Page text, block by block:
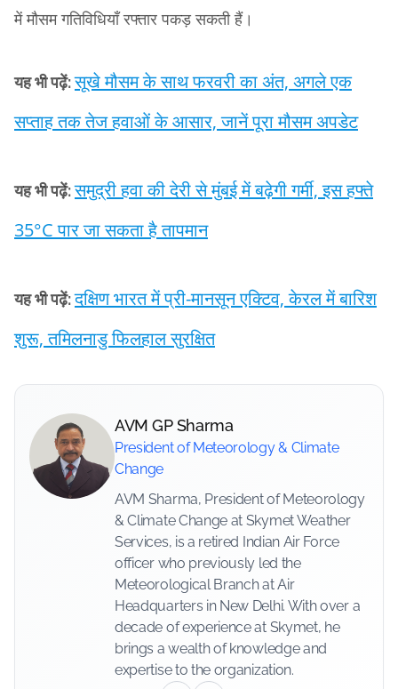
में मौसम गतिविधियाँ रफ्तार पकड़ सकती हैं।
यह भी पढ़ें:सूखे मौसम के साथ फरवरी का अंत, अगले एक
सप्ताह तक तेज हवाओं के आसार, जानें पूरा मौसम अपडेट
यह भी पढ़ें:समुद्री हवा की देरी से मुंबई में बढ़ेगी गर्मी, इस हफ्ते
35°C पार जा सकता है तापमान
यह भी पढ़ें:दक्षिण भारत में प्री-मानसून एक्टिव, केरल में बारिश
शुरू, तमिलनाडु फिलहाल सुरक्षित
AVM GP Sharma
President of Meteorology & Climate
Change
AVM Sharma, President of Meteorology
& Climate Change at Skymet Weather
Services, is a retired Indian Air Force
officer who previously led the
Meteorological Branch at Air
Headquarters in New Delhi. With over a
decade of experience at Skymet, he
brings a wealth of knowledge and
expertise to the organization.